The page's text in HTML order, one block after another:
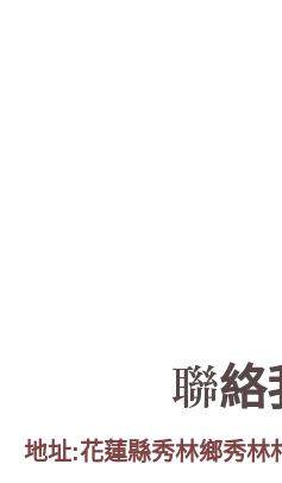
聯絡
地址:花蓮縣秀林鄉秀林